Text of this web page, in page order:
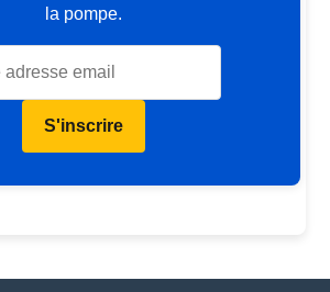
la pompe.
S'inscrire